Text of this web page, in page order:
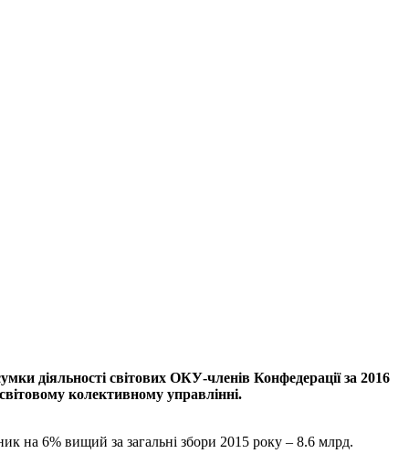
діяльності світових ОКУ-членів Конфедерації за 2016
колективному управлінні.
на 6% вищий за загальні збори 2015 року – 8.6 млрд.